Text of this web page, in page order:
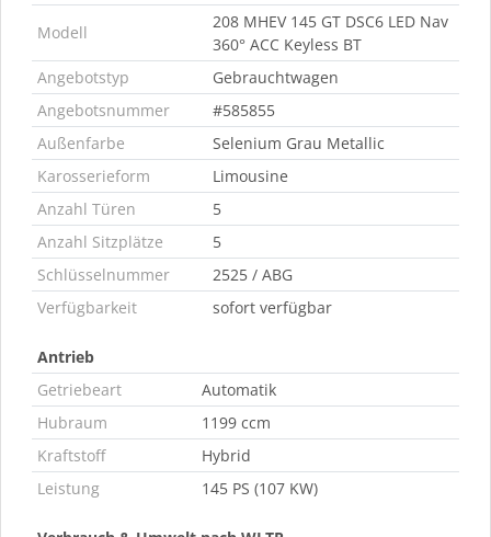
Modell
208 MHEV 145 GT DSC6 LED Nav
360° ACC Keyless BT
Angebotstyp
Gebrauchtwagen
Angebotsnummer
#585855
Außenfarbe
Selenium Grau Metallic
Karosserieform
Limousine
Anzahl Türen
5
Anzahl Sitzplätze
5
Schlüsselnummer
2525 / ABG
Verfügbarkeit
sofort verfügbar
Antrieb
Getriebeart
Automatik
Hubraum
1199 ccm
Kraftstoff
Hybrid
Leistung
145 PS (107 KW)